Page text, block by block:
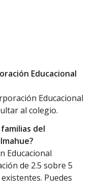
Educacional
Educacional
al colegio.
del
Educacional
de 2.5 sobre 5
Puedes